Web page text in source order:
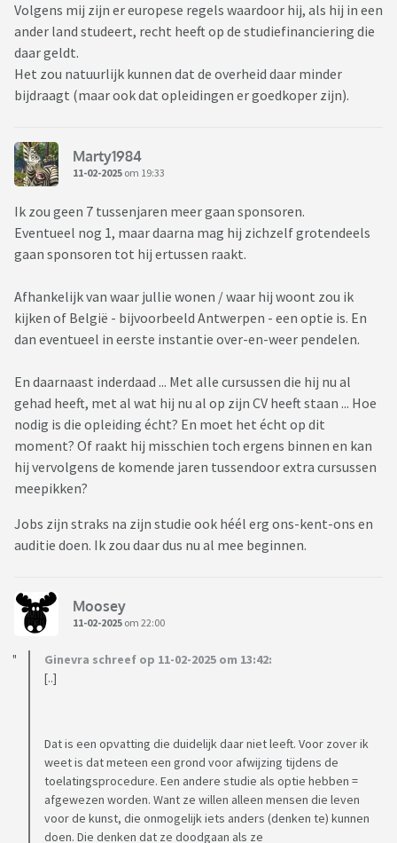
Volgens mij zijn er europese regels waardoor hij, als hij in een
ander land studeert, recht heeft op de studiefinanciering die
daar geldt.
Het zou natuurlijk kunnen dat de overheid daar minder
bijdraagt (maar ook dat opleidingen er goedkoper zijn).
Marty1984
11-02-2025 om 19:33
Ik zou geen 7 tussenjaren meer gaan sponsoren.
Eventueel nog 1, maar daarna mag hij zichzelf grotendeels
gaan sponsoren tot hij ertussen raakt.
Afhankelijk van waar jullie wonen / waar hij woont zou ik
kijken of België - bijvoorbeeld Antwerpen - een optie is. En
dan eventueel in eerste instantie over-en-weer pendelen.
En daarnaast inderdaad ... Met alle cursussen die hij nu al
gehad heeft, met al wat hij nu al op zijn CV heeft staan ... Hoe
nodig is die opleiding écht? En moet het écht op dit
moment? Of raakt hij misschien toch ergens binnen en kan
hij vervolgens de komende jaren tussendoor extra cursussen
meepikken?
Jobs zijn straks na zijn studie ook héél erg ons-kent-ons en
auditie doen. Ik zou daar dus nu al mee beginnen.
Moosey
11-02-2025 om 22:00
Ginevra schreef op 11-02-2025 om 13:42:
[..]
Dat is een opvatting die duidelijk daar niet leeft. Voor zover ik
weet is dat meteen een grond voor afwijzing tijdens de
toelatingsprocedure. Een andere studie als optie hebben =
afgewezen worden. Want ze willen alleen mensen die leven
voor de kunst, die onmogelijk iets anders (denken te) kunnen
doen. Die denken dat ze doodgaan als ze